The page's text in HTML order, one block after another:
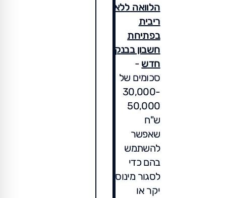
הלוואה ללא
ריבית
בפתיחת
חשבון בבנק
חדש -
סכומים של
30,000-
50,000
ש"ח
שאפשר
להשתמש
בהם כדי
לסגור מינוס
יקר או